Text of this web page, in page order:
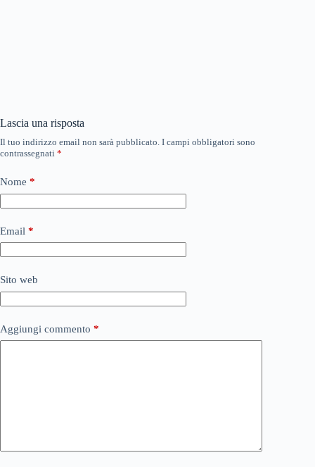
Lascia una risposta
Il tuo indirizzo email non sarà pubblicato. I campi obbligatori sono
contrassegnati *
Nome *
Email *
Sito web
Aggiungi commento *